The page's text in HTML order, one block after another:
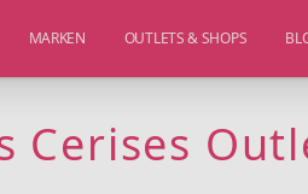
MARKEN OUTLETS & SHOPS
Cerises